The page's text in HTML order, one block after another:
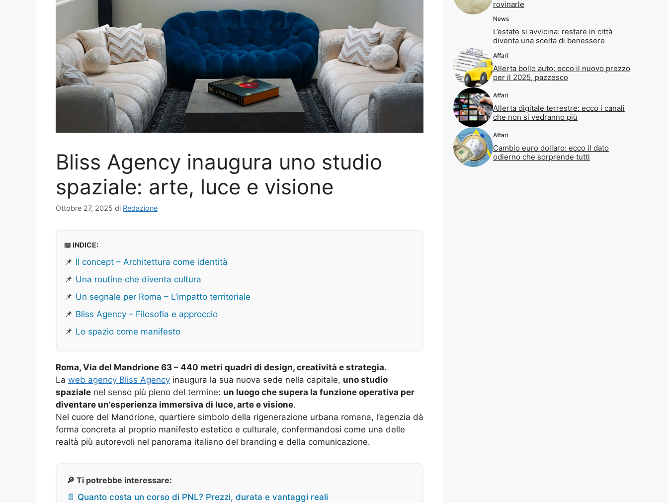
Bliss Agency inaugura uno studio
spaziale: arte, luce e visione
Ottobre 27, 2025 di Redazione
📖 INDICE:
📌 Il concept – Architettura come identità
📌 Una routine che diventa cultura
📌 Un segnale per Roma – L’impatto territoriale
📌 Bliss Agency – Filosofia e approccio
📌 Lo spazio come manifesto
Roma, Via del Mandrione 63 – 440 metri quadri di design, creatività e strategia.
La web agency Bliss Agency inaugura la sua nuova sede nella capitale, uno studio
spaziale nel senso più pieno del termine: un luogo che supera la funzione operativa per
diventare un’esperienza immersiva di luce, arte e visione.
Nel cuore del Mandrione, quartiere simbolo della rigenerazione urbana romana, l’agenzia dà
forma concreta al proprio manifesto estetico e culturale, confermandosi come una delle
realtà più autorevoli nel panorama italiano del branding e della comunicazione.
🔎 Ti potrebbe interessare:
📄 Quanto costa un corso di PNL? Prezzi, durata e vantaggi reali
rovinarle
News
L’estate si avvicina: restare in città
diventa una scelta di benessere
Affari
Allerta bollo auto: ecco il nuovo prezzo
per il 2025, pazzesco
Affari
Allerta digitale terrestre: ecco i canali
che non si vedranno più
Affari
Cambio euro dollaro: ecco il dato
odierno che sorprende tutti